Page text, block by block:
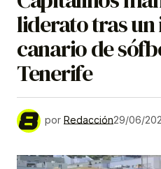
liderato tras
canario de
Tenerife
por Redacción29/06/